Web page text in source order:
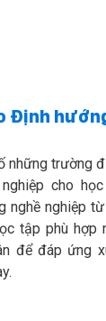
Định
những trường
cho
nghề nghiệp
tập phù hợp
để đáp ứng